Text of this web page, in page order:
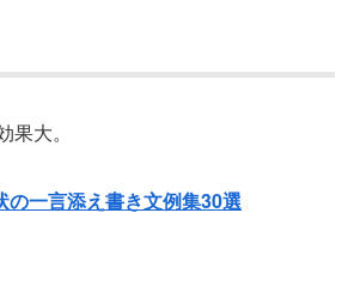
大。
の一言添え書き文例集30選